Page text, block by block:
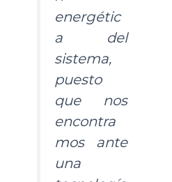
energétic
a del
sistema,
puesto
que nos
encontra
mos ante
una